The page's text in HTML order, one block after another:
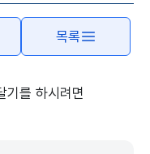
목록
기를 하시려면